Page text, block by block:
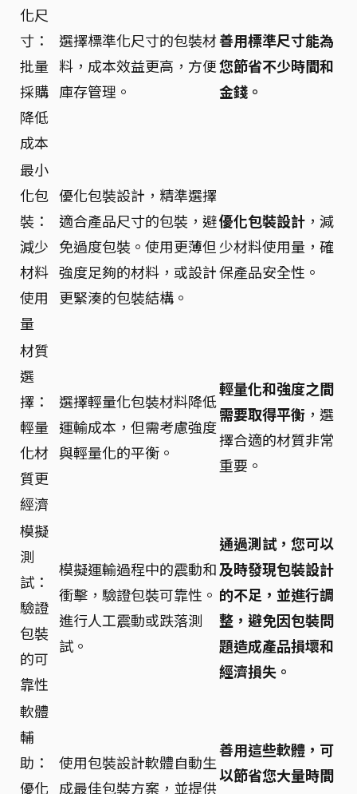
化尺
寸：
批量
採購
降低
成本
選擇標準化尺寸的包裝材
料，成本效益更高，方便
庫存管理。
善用標準尺寸能為
您節省不少時間和
金錢。
最小
化包
裝：
減少
材料
使用
量
優化包裝設計，精準選擇
適合產品尺寸的包裝，避
免過度包裝。使用更薄但
強度足夠的材料，或設計
更緊湊的包裝結構。
優化包裝設計 ，減
少材料使用量，確
保產品安全性。
材質
選
擇：
輕量
化材
質更
經濟
選擇輕量化包裝材料降低
運輸成本，但需考慮強度
與輕量化的平衡。
輕量化和強度之間
需要取得平衡 ，選
擇合適的材質非常
重要。
模擬
測
試：
驗證
包裝
的可
靠性
模擬運輸過程中的震動和
衝擊，驗證包裝可靠性。
進行人工震動或跌落測
試。
通過測試，您可以
及時發現包裝設計
的不足，並進行調
整，避免因包裝問
題造成產品損壞和
經濟損失。
軟體
輔
助：
優化
使用包裝設計軟體自動生
成最佳包裝方案，並提供
善用這些軟體，可
以節省您大量時間